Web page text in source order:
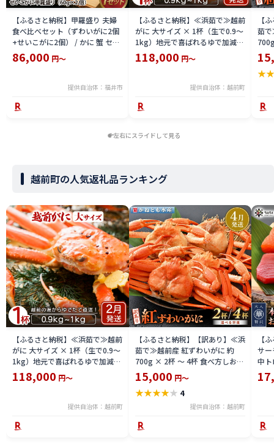
【ふるさと納税】甲羅盛り 夫婦
食べ比べセット（ずわいがに2個
+せいこがに2個） / かに 蟹 セイ
コ ずわい ズワイ 内子 外子 国産
冷凍 冬 冬の味覚 珍味 グルメ 国
86,000 円～
提供自治体：福井市
【ふるさと納税】≪浜茹で≫越前
がに 大サイズ × 1杯（生で0.9〜
1kg）地元で喜ばれるゆで加減・
塩加減で越前の港から直送！【雄
ズワイガニ ずわいがに 越前ガニ
送分】希望日指定可 備考欄に希
x004_02]
118,000 円～
提供自治体：越前町
【
茹
付
ボ
分
★
左右にスライドして見る
越前町の人気返礼品ランキング
【ふるさと納税】≪浜茹で≫越前
がに 大サイズ × 1杯（生で0.9〜
1kg）地元で喜ばれるゆで加減・
塩加減で越前の港から直送！【雄
ズワイガニ ずわいがに 越前ガニ
送分】希望日指定可 備考欄に希
x004_02]
118,000 円～
提供自治体：越前町
【ふるさと納税】【訳あり】≪浜
茹で≫越前産 紅ずわいがに 約
700g × 2杯 〜 4杯 食べ方しおり
付【紅ズワイガニ カニ かに 蟹 姿
ボイル 冷蔵 福井県】【4月発送
分】希望日指定不可
15,000 円～
★★★★★ 4
提供自治体：越前町
【
サ
中
小
鮪 】